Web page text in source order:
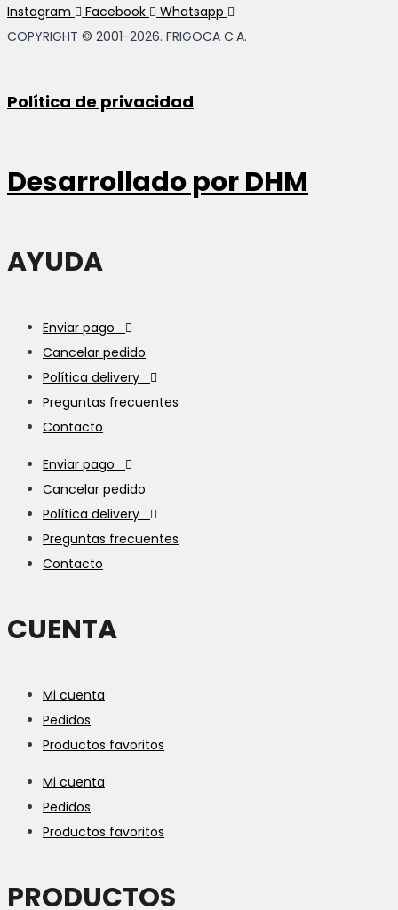
Instagram Facebook
Whatsapp
COPYRIGHT © 2001-2026. FRIGOCA C.A.
Política de privacidad
Desarrollado porDHM
AYUDA
Enviar pago
Cancelar pedido
Política delivery
Preguntas frecuentes
Contacto
Enviar pago
Cancelar pedido
Política delivery
Preguntas frecuentes
Contacto
CUENTA
Mi cuenta
Pedidos
Productos favoritos
Mi cuenta
Pedidos
Productos favoritos
PRODUCTOS